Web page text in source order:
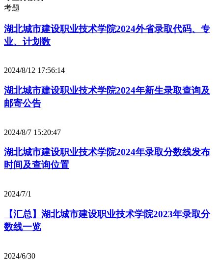
考题
湖北城市建设职业技术学院2024外省录取代码、专
业、计划数
2024/8/12 17:56:14
湖北城市建设职业技术学院2024年新生录取查询及
邮寄公告
2024/8/7 15:20:47
湖北城市建设职业技术学院2024年录取分数线发布
时间及查询位置
2024/7/1
【汇总】湖北城市建设职业技术学院2023年录取分
数线一览
2024/6/30